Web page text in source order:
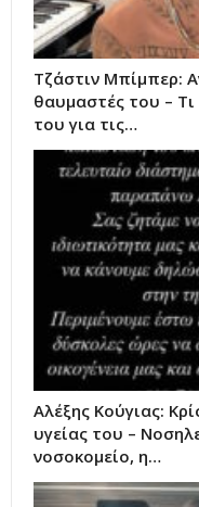
Τζάστιν Μπίμπερ:
θαυμαστές του –
του για τις…
Αλέξης Κούγιας:
υγείας του –
νοσοκομείο, η…